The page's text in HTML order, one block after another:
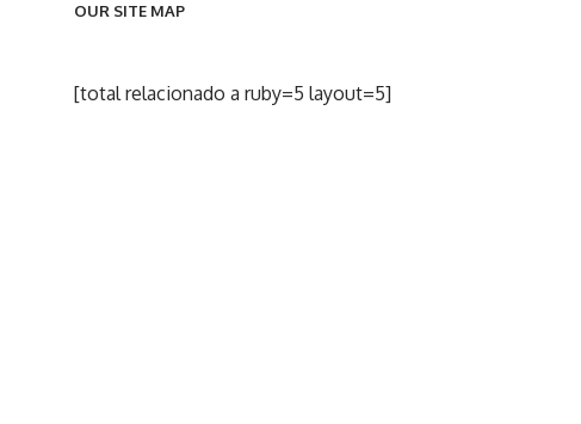
OUR SITE MAP
[total relacionado a ruby=5 layout=5]